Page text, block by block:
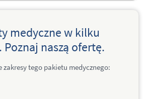
medyczne w kilku
naszą ofertę.
zakresy tego pakietu medycznego: